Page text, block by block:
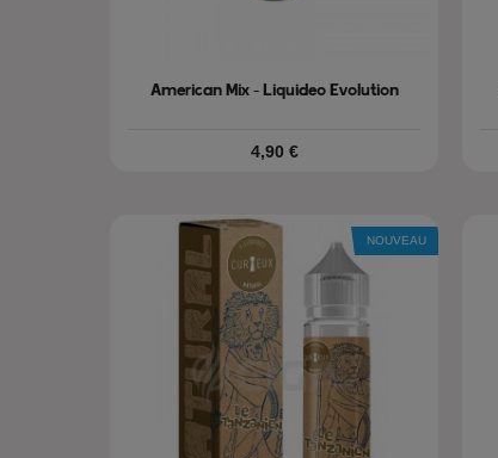
American Mix - Liquideo Evolution
Prix
4,90 €
NOUVEAU